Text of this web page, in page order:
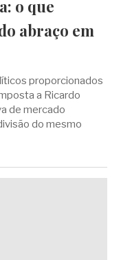
o que
abraço em
proporcionados
a Ricardo
de mercado
do mesmo